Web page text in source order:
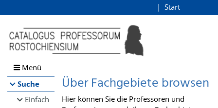
Browsen
direkt zum Inhalt
Start
Menü
Suche
Einfach
Über Fachgebiete browsen
Hier können Sie die Professoren und